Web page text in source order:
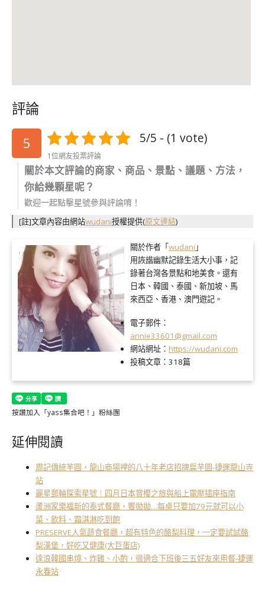
評論
5
5/5 - (1 vote)
1位網友投票評論
關於本文評論的商家、商品、景點、議題、方法，
你給幾顆星呢？
歡迎一起點擊星號參與評論唷！
[註]文章內容由網站wudani授權提供(原文連結)
關於作者「wudani 」
用詼諧幽默記錄生活大小事，記
錄著台灣各景點和地美食。還有
日本、韓國、泰國、新加坡、馬
來西亞、香港、澳門遊記。
電子郵件：
annie33601@gmail.com
網站網址： https://wudani.com
投稿文章： 318篇
按讚加入「yass集合吧！」粉絲團
延伸閱讀
周記傳統芋圓，龍山商場裡的八十年老店招牌扁芋圓-捷運龍山寺
站
麗星郵輪探索星號｜四月日本賞櫻之旅與船上電壓插座指南
蘆洲家樂福新的泰式餐廳，饗拋拋…每桌只要加79元就可以小
菜、飲料、霜淇淋吃到飽
PRESERVE人氣蔬食餐廳，超有特色的酪梨料理，一定要試試酪
梨漢堡，好吃又健康(大巨蛋店)
達浪韓國串燒、炸雞、小酌，很適合下班後三五好友來用餐-捷運
永春站